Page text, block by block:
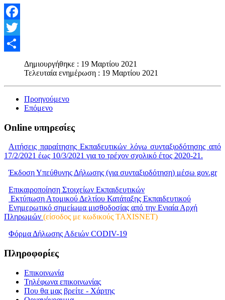
Facebook
Twitter
Δημιουργήθηκε : 19 Μαρτίου 2021
Τελευταία ενημέρωση : 19 Μαρτίου 2021
Προηγούμενο
Επόμενο
Online υπηρεσίες
Αιτήσεις παραίτησης Εκπαδευτικών λόγω συνταξιοδότησης από
17/2/2021 έως 10/3/2021 για το τρέχον σχολικό έτος 2020-21.
Έκδοση Υπεύθυνης Δήλωσης (για συνταξιοδότηση) μέσω gov.gr
Επικαιροποίηση Στοιχείων Εκπαιδευτικών
Εκτύπωση Ατομικού Δελτίου Κατάταξης Εκπαιδευτικού
Ενημερωτικό σημείωμα μισθοδοσίας από την Ενιαία Αρχή
Πληρωμών (είσοδος με κωδικούς TAXISNET)
Φόρμα Δήλωσης Αδειών CODIV-19
Πληροφορίες
Επικοινωνία
Τηλέφωνα επικοινωνίας
Που θα μας βρείτε - Χάρτης